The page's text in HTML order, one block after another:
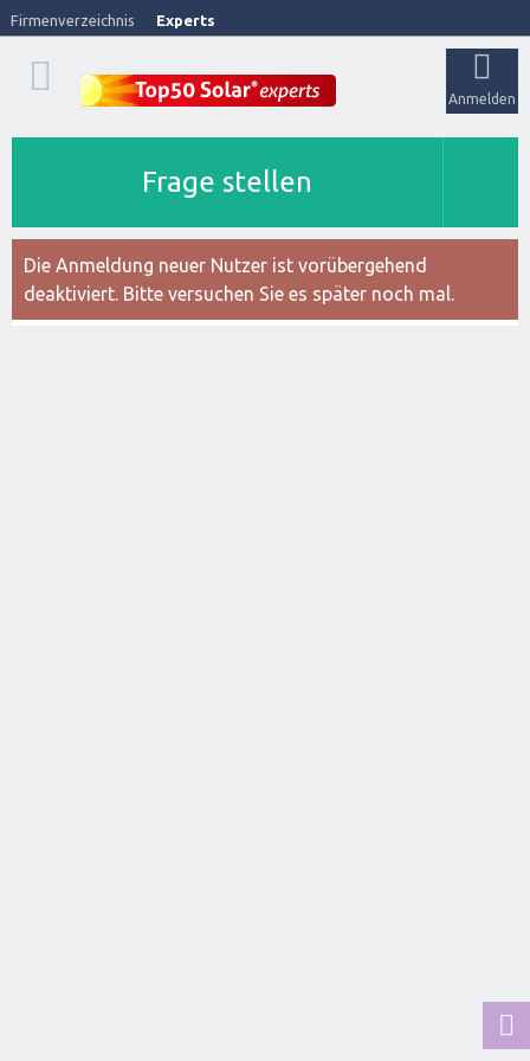
Firmenverzeichnis Experts
Anmelden
Frage stellen
Die Anmeldung neuer Nutzer ist vorübergehend
deaktiviert. Bitte versuchen Sie es später noch mal.